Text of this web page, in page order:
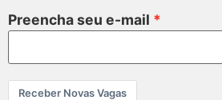
Preencha seu e-mail
Receber Novas Vagas